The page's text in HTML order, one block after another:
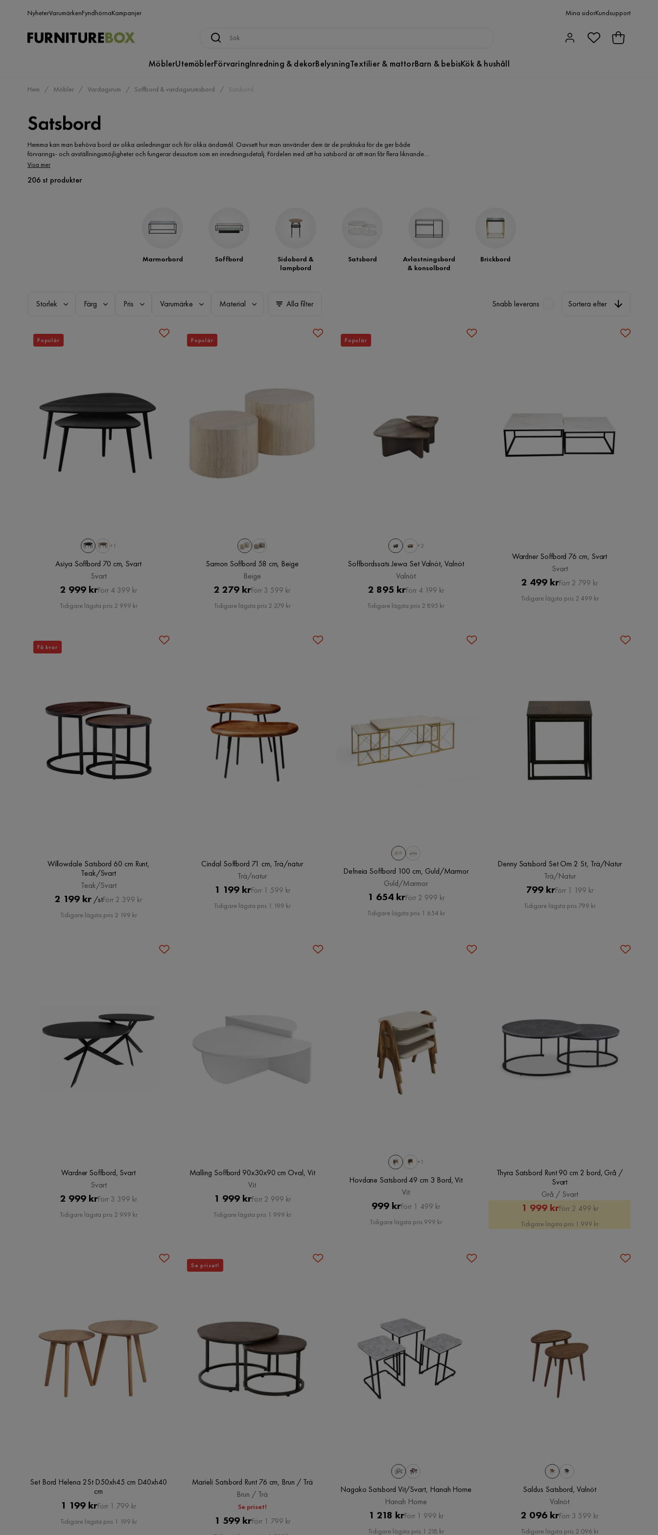
NyheterVarumärkenFyndhörnaKampanjer Mina sidorKundsupport
MöblerUtemöblerFörvaringInredning & dekorBelysningTextilier & mattorBarn & bebisKök & hushåll
Hem Möbler Vardagsrum Soffbord & vardagsrumsbord Satsbord
Satsbord
Hemma kan man behöva bord av olika anledningar och för olika ändamål. Oavsett hur man använder dem är de praktiska för de ger både
förvarings- och avställningsmöjligheter och fungerar dessutom som en inredningsdetalj. Fördelen med att ha satsbord är att man får flera liknande
bord som man antingen kan använda på samma plats, eller sprida ut i rummet. Något annat som är fördelaktigt med borden är att de passar bra i
på att gå runt och leta efter det du behöver i butiker.
Visa mer
206 st produkter
Marmorbord Soffbord
Sidobord &
lampbord
Satsbord
Avlastningsbord
& konsolbord
Brickbord
Storlek Färg Pris Varumärke Material Alla filter Snabb leverans Sortera efter
+1
Asiya Soffbord 70 cm, Svart
Svart
Pris
2 999 krOriginal
Pris
Förr 4 399 kr
Tidigare lägsta pris 2 999 kr
Populär
Samon Soffbord 58 cm, Beige
Beige
Pris
2 279 krOriginal
Pris
Förr 3 599 kr
Tidigare lägsta pris 2 279 kr
Populär
+2
Soffbordssats Jewa Set Valnöt, Valnöt
Valnöt
Pris
2 895 krOriginal
Pris
Förr 4 199 kr
Tidigare lägsta pris 2 895 kr
Populär
Wardner Soffbord 76 cm, Svart
Svart
Pris
2 499 krOriginal
Pris
Förr 2 799 kr
Tidigare lägsta pris 2 499 kr
Willowdale Satsbord 60 cm Runt,
Teak/Svart
Teak/Svart
Pris
2 199 kr /stOriginal
Pris
Förr 2 399 kr
Tidigare lägsta pris 2 199 kr
Få kvar
Cindal Soffbord 71 cm, Trä/natur
Trä/natur
Pris
1 199 krOriginal
Pris
Förr 1 599 kr
Tidigare lägsta pris 1 199 kr
Defneia Soffbord 100 cm, Guld/Marmor
Guld/Marmor
Pris
1 654 krOriginal
Pris
Förr 2 999 kr
Tidigare lägsta pris 1 654 kr
Denny Satsbord Set Om 2 St, Trä/Natur
Trä/Natur
Pris
799 kr Original
Pris
Förr 1 199 kr
Tidigare lägsta pris 799 kr
Wardner Soffbord, Svart
Svart
Pris
2 999 krOriginal
Pris
Förr 3 399 kr
Tidigare lägsta pris 2 999 kr
Malling Soffbord 90x30x90 cm Oval, Vit
Vit
Pris
1 999 krOriginal
Pris
Förr 2 999 kr
Tidigare lägsta pris 1 999 kr
+1
Hovdane Satsbord 49 cm 3 Bord, Vit
Vit
Pris
999 kr Original
Pris
Förr 1 499 kr
Tidigare lägsta pris 999 kr
Thyra Satsbord Runt 90 cm 2 bord, Grå /
Svart
Grå / Svart
Rabatterat
Pris
1 999 krOriginal
Pris
Förr 2 499 kr
Tidigare lägsta pris 1 999 kr
Set Bord Helena 2St D50xh45 cm D40xh40
cm
Pris
1 199 krOriginal
Pris
Förr 1 799 kr
Tidigare lägsta pris 1 199 kr
Marieli Satsbord Runt 76 cm, Brun / Trä
Brun / Trä
Se priset!
Pris
1 599 krOriginal
Förr 1 799 kr
Se priset!
Nagako Satsbord Vit/Svart, Hanah Home
Hanah Home
Pris
1 218 krOriginal
Pris
Förr 1 999 kr
Tidigare lägsta pris 1 218 kr
Saldus Satsbord, Valnöt
Valnöt
Pris
2 096 krOriginal
Pris
Förr 3 599 kr
Tidigare lägsta pris 2 096 kr